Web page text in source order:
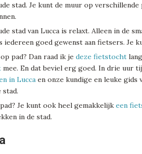
stad. Je kunt de muur op
stad van Lucca is relaxt. Alleen in de
iedereen goed gewenst aan fietsers. Je
pad? Dan raad ik je deze fietstocht
mee. En dat beviel erg goed. In drie uur
in Lucca en onze kundige en leuke gids
stad.
Je kunt ook heel gemakkelijk een
in de stad.